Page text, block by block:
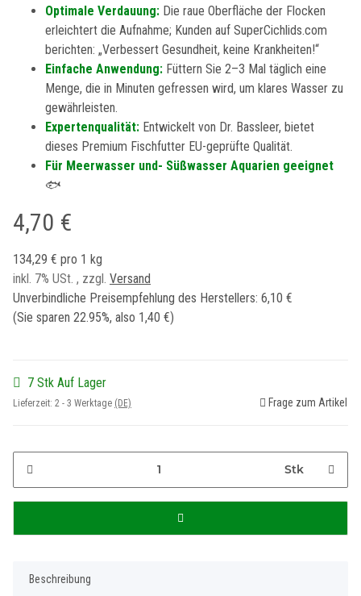
Optimale Verdauung: Die raue Oberfläche der Flocken
erleichtert die Aufnahme; Kunden auf SuperCichlids.com
berichten: „Verbessert Gesundheit, keine Krankheiten!“
Einfache Anwendung: Füttern Sie 2–3 Mal täglich eine
Menge, die in Minuten gefressen wird, um klares Wasser zu
gewährleisten.
Expertenqualität: Entwickelt von Dr. Bassleer, bietet
dieses Premium Fischfutter EU-geprüfte Qualität.
Für Meerwasser und- Süßwasser Aquarien geeignet
🐟
4,70 €
134,29 € pro 1 kg
inkl. 7% USt. , zzgl. Versand
Unverbindliche Preisempfehlung des Herstellers: 6,10 €
(Sie sparen 22.95%, also 1,40 €)
7 Stk Auf Lager
Lieferzeit: 2 - 3 Werktage (DE) Frage zum Artikel
Stk
Beschreibung